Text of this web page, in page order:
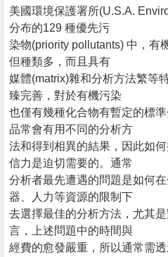
美國環境保護署所(U.S.A.
分布的129 種優先污
染物(priority pollutants) 中，有
但種類多，而且具有
媒體(matrix)雜和分析方法繁等
臻完善，對於有機污染
也僅有幾種化合物有暫定的標
品常會有用不同的分析方
法和得到相異的結果，因此如
信力是迫切需要的。通常
分析者最先遭遇的問題是如何
器、人力等資源的限制下
去選擇最佳的分析方法，尤其
言，上述問題中的時間與
經費的愈發嚴重，所以通常需